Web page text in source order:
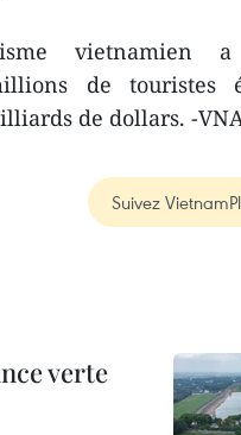
vietnamien
de touristes
de dollars. -
Suivez
verte